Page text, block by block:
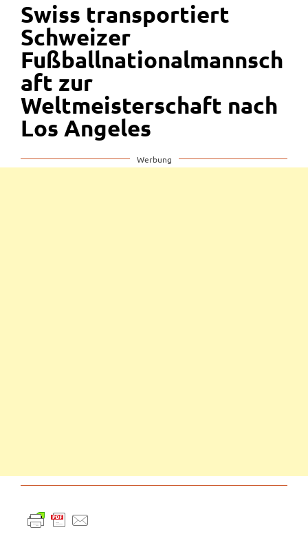
Swiss transportiert
Schweizer
Fußballnationalmannsch
aft zur
Weltmeisterschaft nach
Los Angeles
Werbung